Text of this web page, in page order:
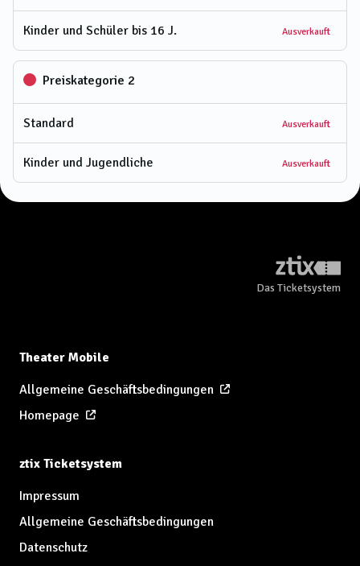
Kinder und Schüler bis 16 J. Ausverkauft
Preiskategorie 2
Standard Ausverkauft
Kinder und Jugendliche Ausverkauft
Das Ticketsystem
Theater Mobile
Allgemeine Geschäftsbedingungen
Homepage
ztix Ticketsystem
Impressum
Allgemeine Geschäftsbedingungen
Datenschutz